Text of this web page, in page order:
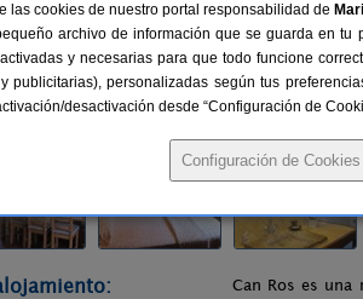
Can Ros
50 km de Girona Compartir:
Can Ros es
las cookies de nuestro portal responsabilidad de
archivo de información que se guarda en
y necesarias para que todo funcione
publicitarias), personalizadas según tus
desactivación desde “Configuración de